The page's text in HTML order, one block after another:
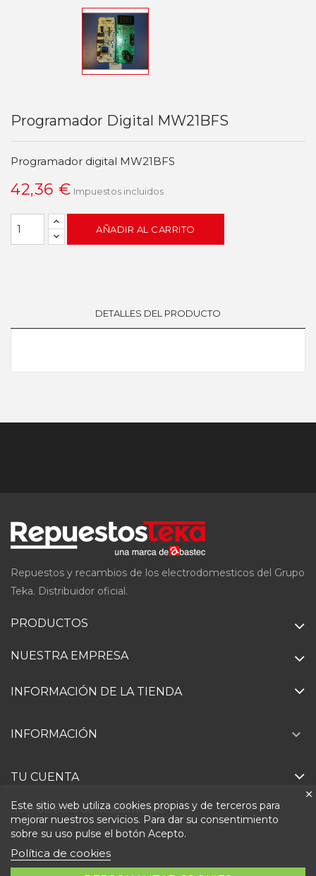
Programador Digital MW21BFS
Programador digital MW21BFS
42,36 € Impuestos incluidos
AÑADIR AL CARRITO
DETALLES DEL PRODUCTO
Repuestos y recambios de los electrodomesticos del Grupo
Teka. Distribuidor oficial.
PRODUCTOS
NUESTRA EMPRESA
INFORMACIÓN DE LA TIENDA
Este sitio web utiliza cookies propias y de terceros para
mejorar nuestros servicios. Para dar su consentimiento
sobre su uso pulse el botón Acepto.
Política de cookies
INFORMACIÓN 
TU CUENTA
Ejercer derecho de desistimiento